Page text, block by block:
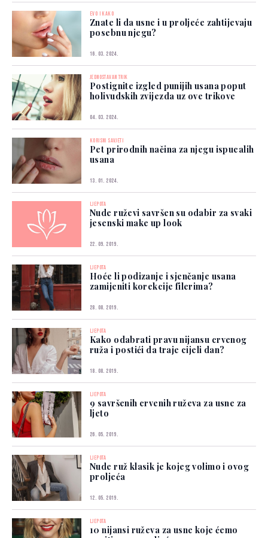
EVO I KAKO
Znate li da usne i u proljeće zahtijevaju
posebnu njegu?
16. 03. 2024.
JEDNOSTAVAN TRIK
Postignite izgled punijih usana poput
holivudskih zvijezda uz ove trikove
04. 03. 2024.
KORISNI SAVJETI
Pet prirodnih načina za njegu ispucalih
usana
13. 01. 2024.
LJEPOTA
Nude ruževi savršen su odabir za svaki
jesenski make up look
22. 09. 2019.
LJEPOTA
Hoće li podizanje i sjenčanje usana
zamijeniti korekcije filerima?
28. 08. 2019.
LJEPOTA
Kako odabrati pravu nijansu crvenog
ruža i postići da traje cijeli dan?
18. 08. 2019.
LJEPOTA
9 savršenih crvenih ruževa za usne za
ljeto
26. 05. 2019.
LJEPOTA
Nude ruž klasik je kojeg volimo i ovog
proljeća
12. 05. 2019.
LJEPOTA
10 nijansi ruževa za usne koje ćemo